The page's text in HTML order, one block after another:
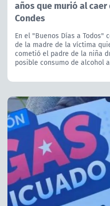
años que murió al caer
Condes
En el "Buenos Días a Todos"
de la madre de la víctima
cometió el padre de la niña
posible consumo de alcohol